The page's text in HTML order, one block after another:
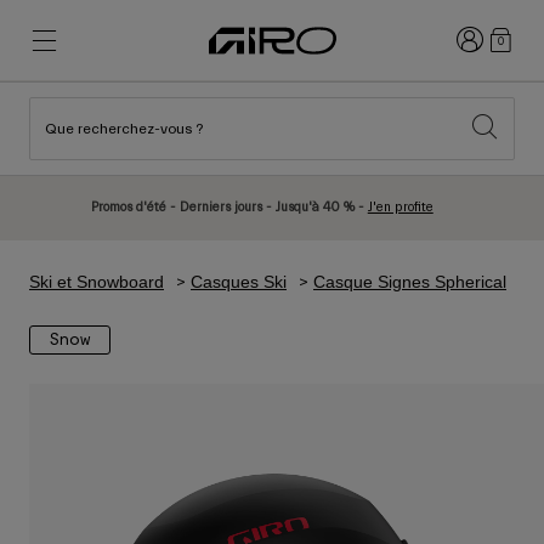
Nouveautés
Casques Vélo Route
Nouveautés
Ski
Pièces détachées
Connexion
0
Que recherchez-vous ?
Promos d'été - Derniers jours - Jusqu'à 40 % - J'en profite
Ski et Snowboard Casques Ski Casque Signes Spherical
Snow